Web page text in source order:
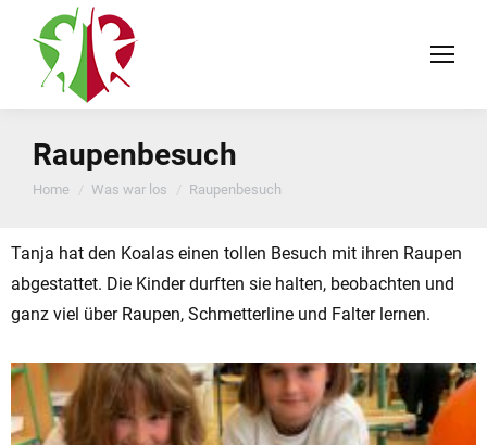
Raupenbesuch
You are here:
Home Was war los Raupenbesuch
Tanja hat den Koalas einen tollen Besuch mit ihren Raupen
abgestattet. Die Kinder durften sie halten, beobachten und
ganz viel über Raupen, Schmetterline und Falter lernen.